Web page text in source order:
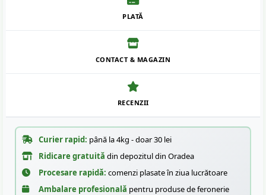
PLATĂ
CONTACT & MAGAZIN
RECENZII
Curier rapid: până la 4kg - doar 30 lei
Ridicare gratuită din depozitul din Oradea
Procesare rapidă: comenzi plasate în ziua lucrătoare
Ambalare profesională pentru produse de feronerie